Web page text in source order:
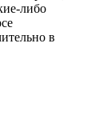
либо
в